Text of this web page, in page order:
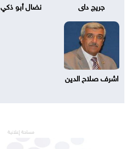
جريج داى نضال أبو ذكي
اشرف صلاح الدين
مساحة إعلانية